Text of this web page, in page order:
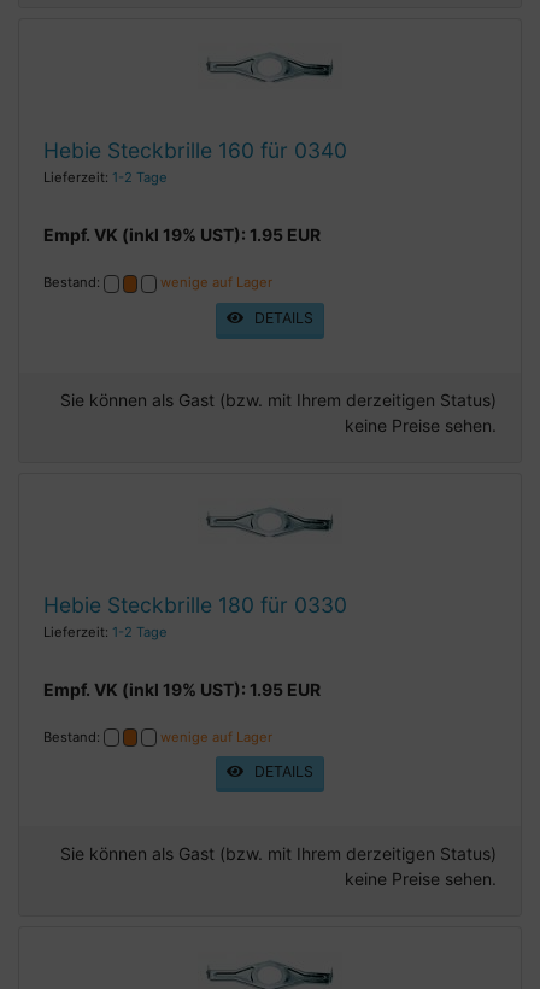
Hebie Steckbrille 160 für 0340
Lieferzeit: 1-2 Tage
Empf. VK (inkl 19% UST): 1.95 EUR
Bestand: wenige auf Lager
DETAILS
Sie können als Gast (bzw. mit Ihrem derzeitigen Status)
keine Preise sehen.
Hebie Steckbrille 180 für 0330
Lieferzeit: 1-2 Tage
Empf. VK (inkl 19% UST): 1.95 EUR
Bestand: wenige auf Lager
DETAILS
Sie können als Gast (bzw. mit Ihrem derzeitigen Status)
keine Preise sehen.